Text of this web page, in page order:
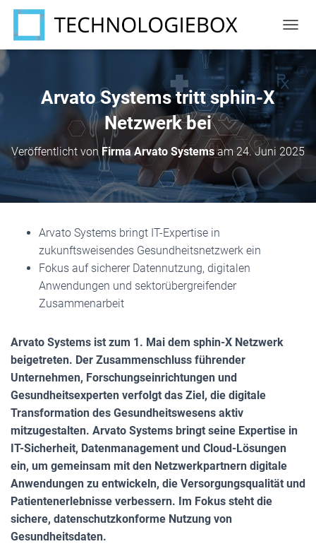
A
O
N
Arvato Systems tritt sphin-X
Netzwerk bei
Veröffentlicht von Firma Arvato Systemsam 24. Juni 2025
Arvato Systems bringt IT-Expertise in
zukunftsweisendes Gesundheitsnetzwerk ein
Fokus auf sicherer Datennutzung, digitalen
Anwendungen und sektorübergreifender
Zusammenarbeit
Arvato Systems ist zum 1. Mai dem sphin-X Netzwerk
beigetreten. Der Zusammenschluss führender
Unternehmen, Forschungseinrichtungen und
Gesundheitsexperten verfolgt das Ziel, die digitale
Transformation des Gesundheitswesens aktiv
mitzugestalten. Arvato Systems bringt seine Expertise in
IT-Sicherheit, Datenmanagement und Cloud-Lösungen
ein, um gemeinsam mit den Netzwerkpartnern digitale
Anwendungen zu entwickeln, die Versorgungsqualität und
Patientenerlebnisse verbessern. Im Fokus steht die
sichere, datenschutzkonforme Nutzung von
Gesundheitsdaten.